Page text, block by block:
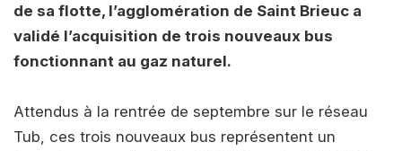
de sa flotte, l’agglomération de Saint Brieuc a
validé l’acquisition de trois nouveaux bus
fonctionnant au gaz naturel.
Attendus à la rentrée de septembre sur le réseau
Tub, ces trois nouveaux bus représentent un